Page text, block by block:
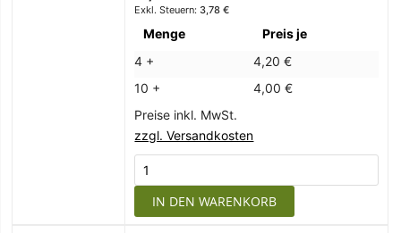
3,78 €
Menge
Preis je
4 +
4,20 €
10 +
4,00 €
Preise inkl. MwSt.
zzgl. Versandkosten
IN DEN WARENKORB